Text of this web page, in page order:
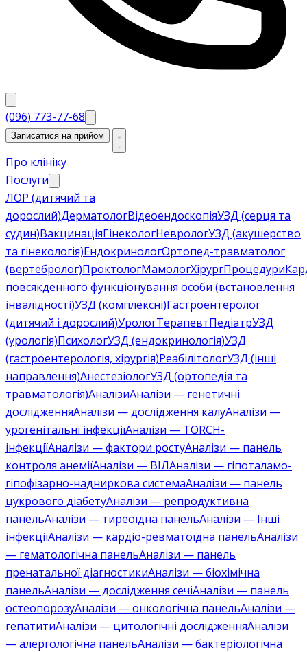
(096) 773-77-68
Записатися на прийом
Про клініку
Послуги
ЛОР (дитячий та
дорослий)ДерматологВідеоендоскопіяУЗД (серця та
судин)ВакцинаціяГінекологНеврологУЗД (акушерство
та гінекологія)ЕндокринологОртопед-травматолог
(вертебролог)ПроктологМамологХірургПроцедури
повсякденного функціонування особи (встановлення
інвалідності)УЗД (комплексні)Гастроентеролог
(дитячий і дорослий)УрологТерапевтПедіатрУЗД
(урологія)ПсихологУЗД (ендокринологія)УЗД
(гастроентерологія, хірургія)РеабілітологУЗД (інші
направлення)АнестезіологУЗД (ортопедія та
травматологія)АналізиАналізи — генетичні
дослідженняАналізи — дослідження калуАналізи —
урогенітальні інфекціїАналізи — TORCH-
інфекціїАналізи — фактори ростуАналізи — панель
контроля анеміїАналізи — ВІЛАналізи — гіпоталамо-
гіпофізарно-надниркова системаАналізи — панель
цукрового діабетуАналізи — репродуктивна
панельАналізи — тиреоїдна панельАналізи — Інші
інфекціїАналізи — кардіо-ревматоїдна панельАналізи
— гематологічна панельАналізи — панель
пренатальної діагностикиАналізи — біохімічна
панельАналізи — дослідження сечіАналізи — панель
остеопорозуАналізи — онкологічна панельАналізи —
гепатитиАналізи — цитологічні дослідженняАналізи
— алергологічна панельАналізи — бактеріологічна